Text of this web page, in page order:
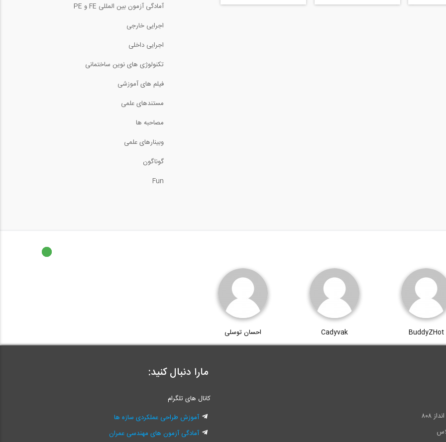
مجازی در رابطه با...
تولید شمع های...
دستگاه اتوماتیک تولید دال-
4:31
معرفی کامل سیستم جداساز
آمادگی آزمون بین المللی FE و PE
اجرایی خارجی
اجرایی داخلی
تکنولوژی های نوین ساختمانی
فیلم های آموزشی
مستندهای علمی
مصاحبه ها
وبینارهای علمی
گوناگون
Fun
BuddyZHot
Cadyvak احسان توسلی
۸۰۸
مارا دنبال کنید:
کانال های تلگرام
آموزش طراحی عملکردی سازه ها
آمادگی آزمون های مهندسی عمران